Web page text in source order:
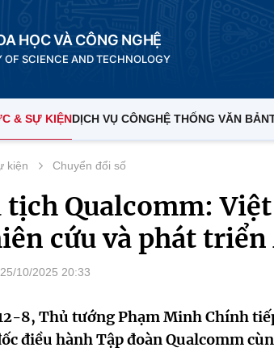
HỌC VÀ CÔNG NGHỆ
OF SCIENCE AND TECHNOLOGY
& SỰ KIỆNDỊCH VỤ CÔNGHỆ THỐNG VĂN BẢN
kiện Chuyển đổi số
tịch Qualcomm:
cứu và phát triển
10/2025 20:33
8, Thủ tướng Phạm Minh Chính
điều hành Tập đoàn Qualcomm